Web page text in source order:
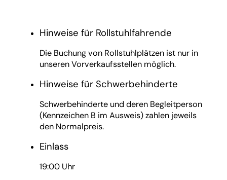
Hinweise für Rollstuhlfahrende
Die Buchung von Rollstuhlplätzen ist nur in
unseren Vorverkaufsstellen möglich.
Hinweise für Schwerbehinderte
Schwerbehinderte und deren Begleitperson
(Kennzeichen B im Ausweis) zahlen jeweils
den Normalpreis.
Einlass
19:00 Uhr